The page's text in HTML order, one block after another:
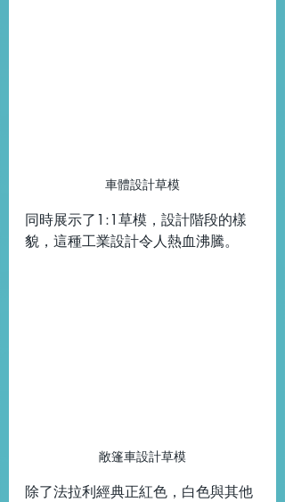
車體設計草模
同時展示了1:1草模，設計階段的樣
貌，這種工業設計令人熱血沸騰。
敞篷車設計草模
除了法拉利經典正紅色，白色與其他